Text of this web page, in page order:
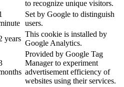
to recognize unique visitors.
Set by Google to distinguish
users.
years
This cookie is installed by
Google Analytics.
Provided by Google Tag
Manager to experiment
advertisement efficiency of
websites using their services.